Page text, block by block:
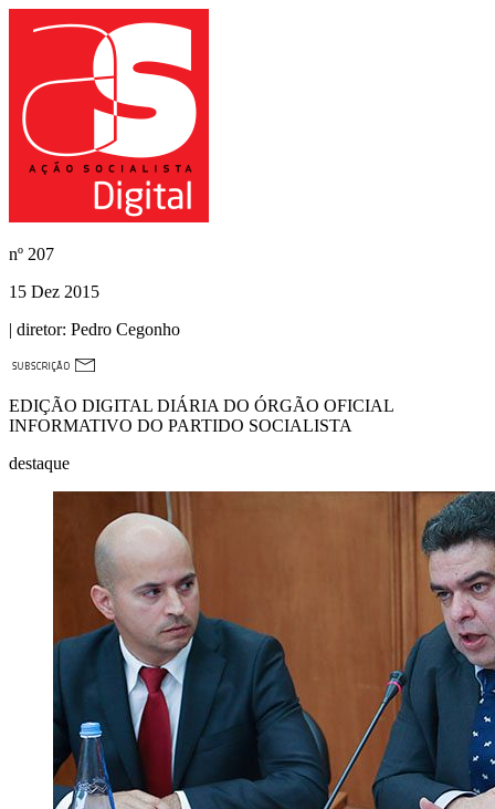
nº 207
15 Dez 2015
| diretor: Pedro Cegonho
EDIÇÃO DIGITAL DIÁRIA DO ÓRGÃO OFICIAL
INFORMATIVO DO PARTIDO SOCIALISTA
destaque